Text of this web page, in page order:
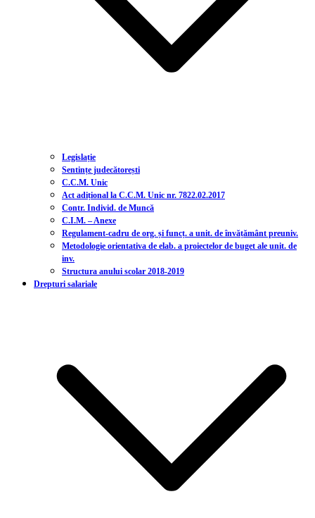
Legislație
Sentințe judecătorești
C.C.M. Unic
Act adițional la C.C.M. Unic nr. 7822.02.2017
Contr. Individ. de Muncă
C.I.M. – Anexe
Regulament-cadru de org. și funcț. a unit. de învățământ preuniv.
Metodologie orientativa de elab. a proiectelor de buget ale unit. de
inv.
Structura anului scolar 2018-2019
Drepturi salariale